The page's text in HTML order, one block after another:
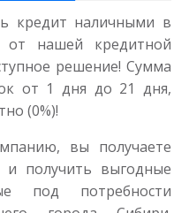
от 1до 21 дня
кредит наличными в
от нашей кредитной
решение! Сумма
от 1 дня до 21 дня,
(0%)!
вы получаете
получить выгодные
под потребности